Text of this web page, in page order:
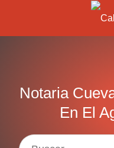
Notaria
En El